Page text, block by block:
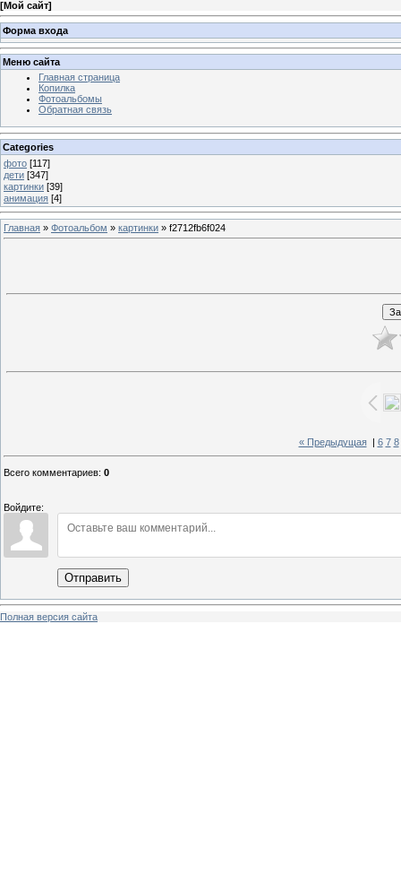
[Мой сайт]
Форма входа
Меню сайта
Главная страница
Копилка
Фотоальбомы
Обратная связь
Categories
фото [117]
дети [347]
картинки [39]
анимация [4]
Главная » Фотоальбом » картинки » f2712fb6f024
« Предыдущая| 6 7 8
Всего комментариев: 0
Войдите:
Отправить
Полная версия сайта